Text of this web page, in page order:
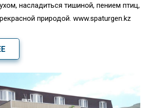
насладиться тишиной, пением птиц,
природой. www.spaturgen.kz